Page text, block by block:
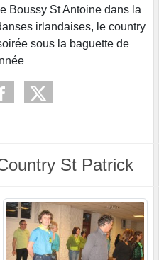
Boussy St Antoine dans la
irlandaises, le country
sous la baguette de
St Patrick